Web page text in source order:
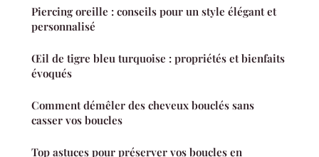
Piercing oreille : conseils pour un style élégant et
personnalisé
Œil de tigre bleu turquoise : propriétés et bienfaits
évoqués
Comment démêler des cheveux bouclés sans
casser vos boucles
Top astuces pour préserver vos boucles en